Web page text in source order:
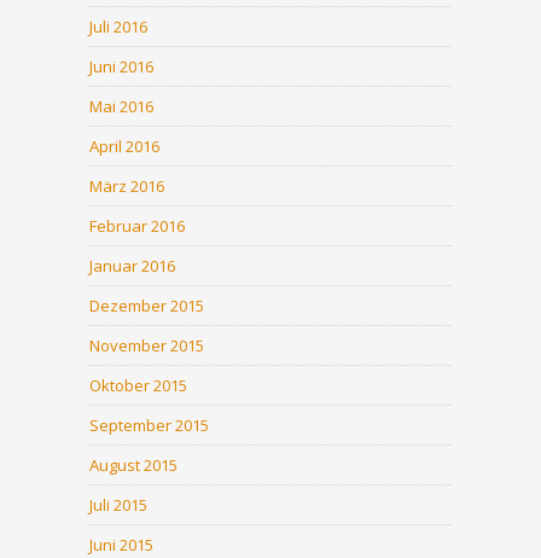
Juli 2016
Juni 2016
Mai 2016
April 2016
März 2016
Februar 2016
Januar 2016
Dezember 2015
November 2015
Oktober 2015
September 2015
August 2015
Juli 2015
Juni 2015